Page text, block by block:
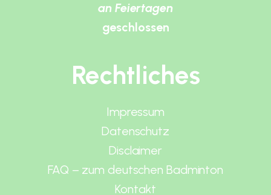
an Feiertagen
geschlossen
Rechtliches
Impressum
Datenschutz
Disclaimer
FAQ – zum deutschen Badminton
Kontakt